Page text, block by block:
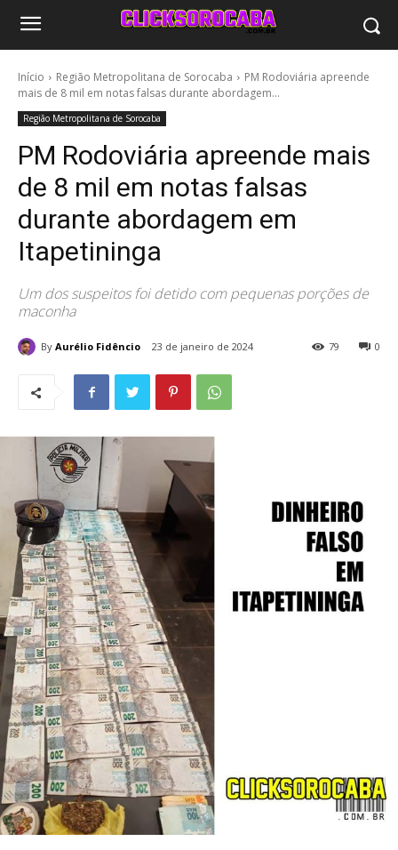
Início Região Metropolitana de Sorocaba
PM Rodoviária apreende
mais de 8 mil em notas falsas durante abordagem...
Região Metropolitana de Sorocaba
PM Rodoviária apreende mais
de 8 mil em notas falsas
durante abordagem em
Itapetininga
Um dos suspeitos foi detido com pequenas porções de
maconha
By Aurélio Fidêncio 23 de janeiro de 2024 0
79